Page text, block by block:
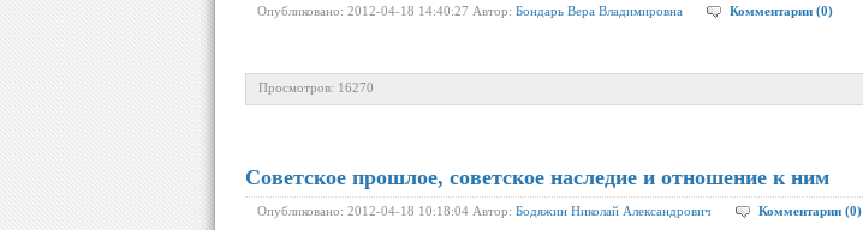
Опубликовано: 2012-04-18 14:40:27 Автор: Бондарь Вера Владимировна Комментарии (0)
Просмотров: 16270
Советское прошлое, советское наследие и отношение к ним
Опубликовано: 2012-04-18 10:18:04 Автор: Бодяжин Николай Александрович Комментарии (0)